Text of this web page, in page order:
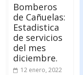
Bomberos
de Cañuelas:
Estadistica
de servicios
del mes
diciembre.
12 enero, 2022